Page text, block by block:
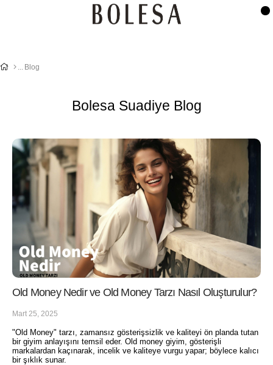
Blog
Bolesa Suadiye Blog
Old Money Nedir ve Old Money Tarzı Nasıl Oluşturulur?
Mart 25, 2025
"Old Money" tarzı, zamansız gösterişsizlik ve kaliteyi ön planda tutan
bir giyim anlayışını temsil eder. Old money giyim, gösterişli
markalardan kaçınarak, incelik ve kaliteye vurgu yapar; böylece kalıcı
bir şıklık sunar.